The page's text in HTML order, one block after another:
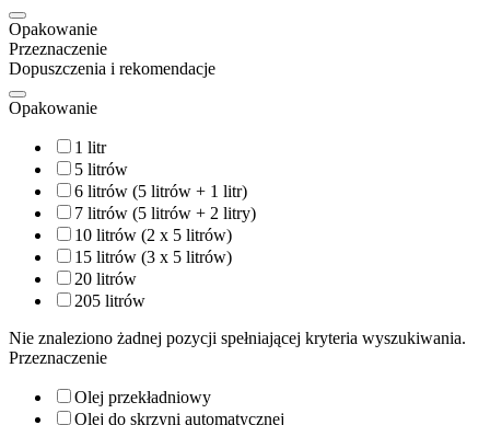
Opakowanie
Przeznaczenie
Dopuszczenia i rekomendacje
Opakowanie
1 litr
5 litrów
6 litrów (5 litrów + 1 litr)
7 litrów (5 litrów + 2 litry)
10 litrów (2 x 5 litrów)
15 litrów (3 x 5 litrów)
20 litrów
205 litrów
Nie znaleziono żadnej pozycji spełniającej kryteria wyszukiwania.
Przeznaczenie
Olej przekładniowy
Olej do skrzyni automatycznej